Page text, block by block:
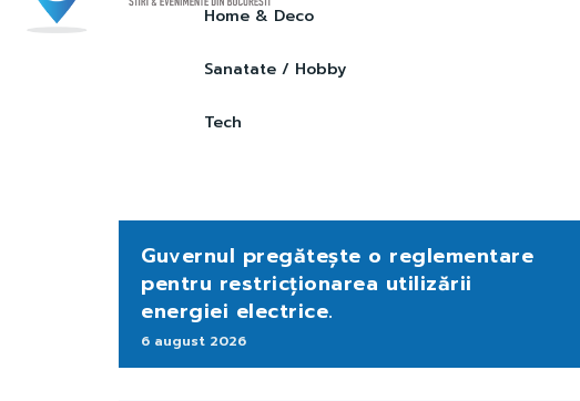
Home & Deco
Sanatate / Hobby
Tech
Guvernul pregătește o reglementare
pentru restricționarea utilizării
energiei electrice.
6 august 2026